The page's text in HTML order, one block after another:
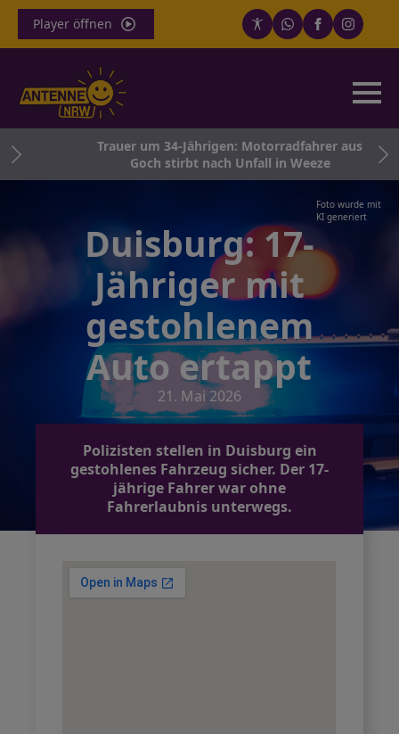
Player öffnen
Trauer um 34-Jährigen: Motorradfahrer aus
Goch stirbt nach Unfall in Weeze
Foto wurde mit
KI generiert
Duisburg: 17-
Jähriger mit
gestohlenem
Auto ertappt
21. Mai 2026
Polizisten stellen in Duisburg ein
gestohlenes Fahrzeug sicher. Der 17-
jährige Fahrer war ohne
Fahrerlaubnis unterwegs.